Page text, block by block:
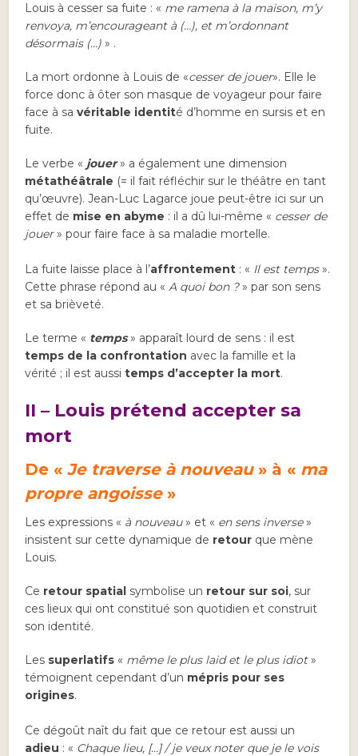
Louis à cesser sa fuite : « me ramena à la maison, m’y
renvoya, m’encourageant à (…), et m’ordonnant
désormais (…) » .
La mort ordonne à Louis de «cesser de jouer». Elle le
force donc à ôter son masque de voyageur pour faire
face à sa véritable identité d’homme en sursis et en
fuite.
Le verbe « jouer» a également une dimension
métathéâtrale (= il fait réfléchir sur le théâtre en tant
qu’œuvre). Jean-Luc Lagarce joue peut-être ici sur un
effet de mise en abyme : il a dû lui-même « cesser de
jouer» pour faire face à sa maladie mortelle.
La fuite laisse place à l’affrontement : « Il est temps».
Cette phrase répond au «A quoi bon ?» par son sens
et sa brièveté.
Le terme « temps» apparaît lourd de sens : il est
temps de la confrontation avec la famille et la
vérité ; il est aussitemps d’accepter la mort.
II – Louis prétend accepter sa
mort
De «Je traverse à nouveau» à « ma
propre angoisse»
Les expressions « à nouveau» et « en sens inverse»
insistent sur cette dynamique de retour que mène
Louis.
Ce retour spatial symbolise un retour sur soi, sur
ces lieux qui ont constitué son quotidien et construit
son identité.
Les superlatifs « même le plus laid et le plus idiot»
témoignent cependant d’un mépris pour ses
origines.
Ce dégoût naît du fait que ce retour est aussi un
adieu : « Chaque lieu, […] / je veux noter que je le vois